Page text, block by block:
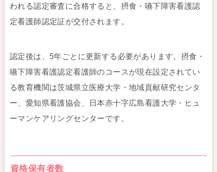
われる認定審査に合格すると、摂食・嚥下障害看護認
定看護師認定証が交付されます。
認定後は、5年ごとに更新する必要があります。摂食・
嚥下障害看護認定看護師のコースが現在設定されてい
る教育機関は茨城県立医療大学・地域貢献研究センタ
ー、愛知県看護協会、日本赤十字広島看護大学・ヒュ
ーマンケアリングセンターです。
資格保有者数